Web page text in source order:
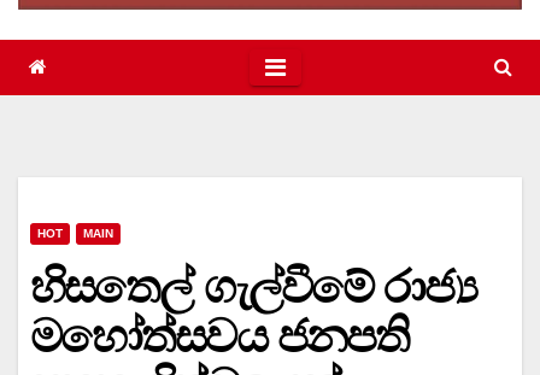
HOT MAIN
හිසතෙල් ගැල්වීමේ රාජ්‍ය
මහෝත්සවය ජනපති